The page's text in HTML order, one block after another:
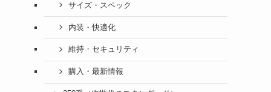
サイズ・スペック
内装・快適化
維持・セキュリティ
購入・最新情報